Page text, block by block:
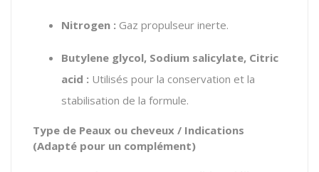
Nitrogen : Gaz propulseur inerte.
Butylene glycol, Sodium salicylate, Citric
acid : Utilisés pour la conservation et la
stabilisation de la formule.
Type de Peaux ou cheveux / Indications
(Adapté pour un complément)